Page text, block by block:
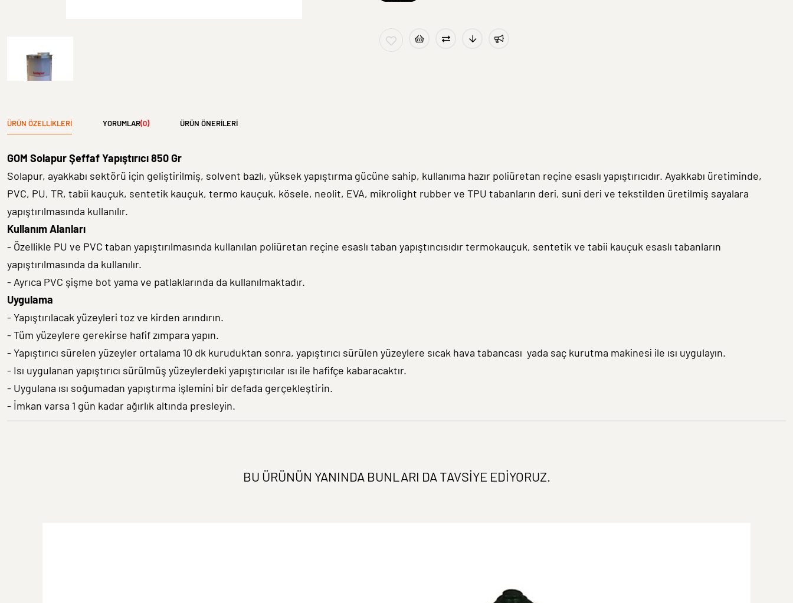
ÜRÜN ÖZELLIKLERI YORUMLAR(0) ÜRÜN ÖNERILERI
GOM Solapur Şeffaf Yapıştırıcı 850 Gr
Solapur, ayakkabı sektörü için geliştirilmiş, solvent bazlı, yüksek yapıştırma gücüne sahip, kullanıma hazır poliüretan reçine esaslı yapıştırıcıdır. Ayakkabı üretiminde,
PVC, PU, TR, tabii kauçuk, sentetik kauçuk, termo kauçuk, kösele, neolit, EVA, mikrolight rubber ve TPU tabanların deri, suni deri ve tekstilden üretilmiş sayalara
yapıştırılmasında kullanılır.
Kullanım Alanları
- Özellikle PU ve PVC taban yapıştırılmasında kullanılan poliüretan reçine esaslı taban yapıştıncısıdır termokauçuk, sentetik ve tabii kauçuk esaslı tabanların
yapıştırılmasında da kullanılır.
- Ayrıca PVC şişme bot yama ve patlaklarında da kullanılmaktadır.
Uygulama
- Yapıştırılacak yüzeyleri toz ve kirden arındırın.
- Tüm yüzeylere gerekirse hafif zımpara yapın.
- Yapıştırıcı sürelen yüzeyler ortalama 10 dk kuruduktan sonra, yapıştırıcı sürülen yüzeylere sıcak hava tabancası yada saç kurutma makinesi ile ısı uygulayın.
- Isı uygulanan yapıştırıcı sürülmüş yüzeylerdeki yapıştırıcılar ısı ile hafifçe kabaracaktır.
- Uygulana ısı soğumadan yapıştırma işlemini bir defada gerçekleştirin.
- İmkan varsa 1 gün kadar ağırlık altında presleyin.
BU ÜRÜNÜN YANINDA BUNLARI DA TAVSIYE EDIYORUZ.